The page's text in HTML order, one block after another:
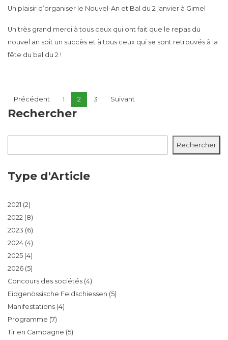
Un plaisir d’organiser le Nouvel-An et Bal du 2 janvier à Gimel
Un très grand merci à tous ceux qui ont fait que le repas du
nouvel an soit un succès et à tous ceux qui se sont retrouvés à la
fête du bal du 2 !
Pagination des
Précédent 1 2 3 Suivant
Rechercher
Rechercher
Type d'Article
2021 (2)
2022 (8)
2023 (6)
2024 (4)
2025 (4)
2026 (5)
Concours des sociétés (4)
Eidgenössische Feldschiessen (5)
Manifestations (4)
Programme (7)
Tir en Campagne (5)